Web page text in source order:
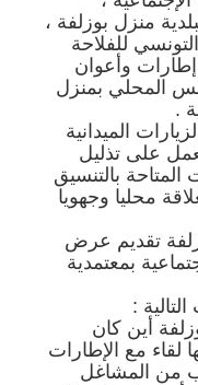
منزل بوزلفة ،
للفلاحة
إطارات وأعوان
المحلي بمنزل
.
الميدانية
على تذليل
بالتنسيق
محليا وجهويا
تقديم عرض
بمعتمدية
:
أين كان
لقاء مع الإطارات
من المشاغل